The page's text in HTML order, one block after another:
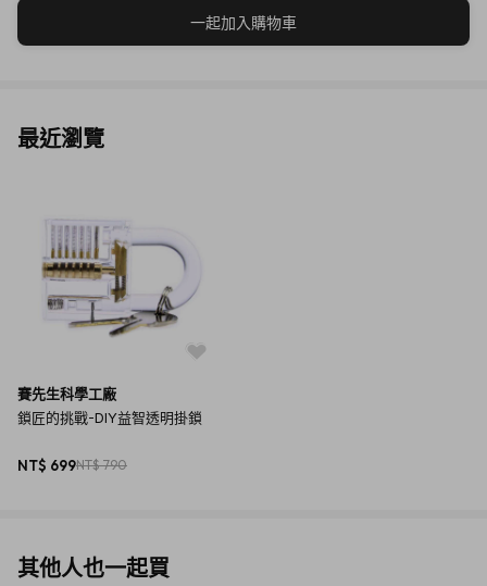
▲組裝完成後，為一可以正常使用的彈珠式掛鎖。
一起加入購物車
最近瀏覽
賽先生科學工廠
鎖匠的挑戰-DIY益智透明掛鎖
NT$ 699NT$ 790
其他人也一起買